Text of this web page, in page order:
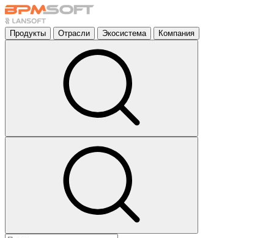
Продукты Отрасли Экосистема Компания